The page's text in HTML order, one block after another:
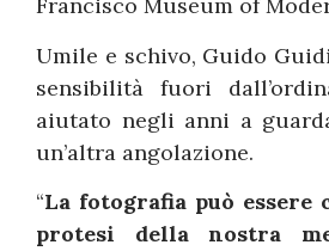
Francisco Museum of
Umile e schivo, Guido
sensibilità fuori
aiutato negli anni a
un’altra angolazione.
“La fotografia può essere
protesi della nostra